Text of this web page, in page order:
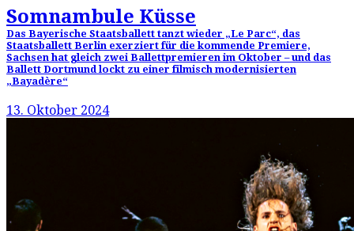
Somnambule Küsse
Das Bayerische Staatsballett tanzt wieder „Le Parc“, das
Staatsballett Berlin exerziert für die kommende Premiere,
Sachsen hat gleich zwei Ballettpremieren im Oktober – und das
Ballett Dortmund lockt zu einer filmisch modernisierten
„Bayadère“
13. Oktober 2024